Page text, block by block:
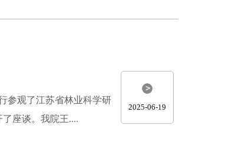
参观了江苏省林业科学研
座谈。我院王....
2025-06-19